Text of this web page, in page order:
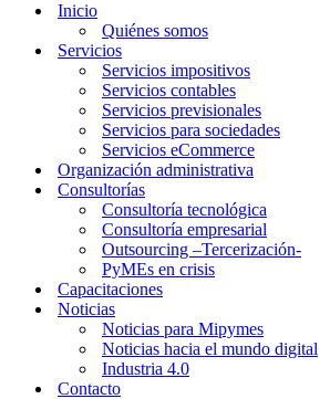
navegación
Inicio
Quiénes somos
Servicios
Servicios impositivos
Servicios contables
Servicios previsionales
Servicios para sociedades
Servicios eCommerce
Organización administrativa
Consultorías
Consultoría tecnológica
Consultoría empresarial
Outsourcing –Tercerización-
PyMEs en crisis
Capacitaciones
Noticias
Noticias para Mipymes
Noticias hacia el mundo digital
Industria 4.0
Contacto